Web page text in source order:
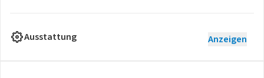
Ausstattung Anzeigen